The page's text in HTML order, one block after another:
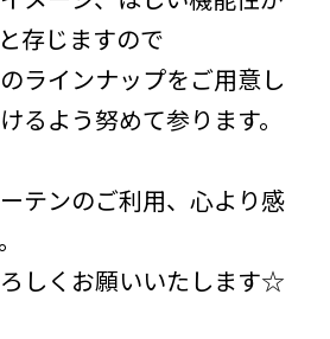
存じますので
ラインナップをご用意し
るよう努めて参ります。
テンのご利用、心より感
しくお願いいたします☆